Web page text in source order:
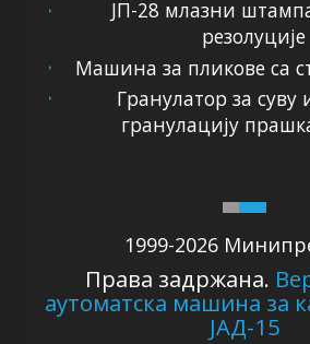
1999-2026
Права задржана.
аутоматска машина за
ЈАД-15
ЈП-28 млазни
резолуције
Машина за пликове са
Гранулатор за суву
гранулацију